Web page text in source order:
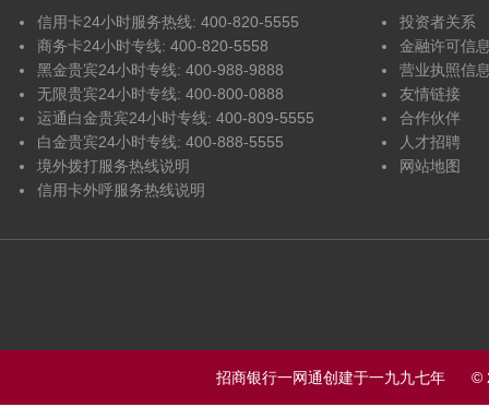
信用卡24小时服务热线: 400-820-5555
商务卡24小时专线: 400-820-5558
黑金贵宾24小时专线: 400-988-9888
无限贵宾24小时专线: 400-800-0888
运通白金贵宾24小时专线: 400-809-5555
白金贵宾24小时专线: 400-888-5555
境外拨打服务热线说明
信用卡外呼服务热线说明
投资者关系
金融许可信
营业执照信
友情链接
合作伙伴
人才招聘
网站地图
招商银行一网通创建于一九九七年